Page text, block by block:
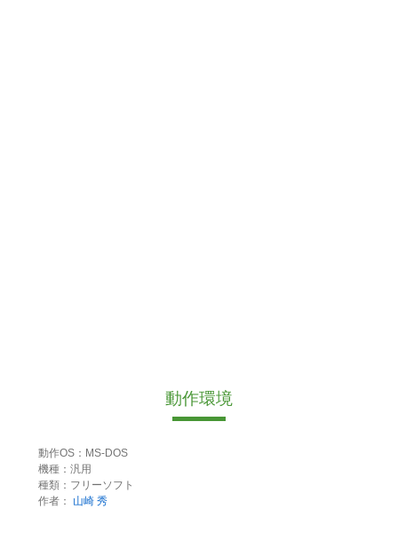
動作環境
動作OS：MS-DOS
機種：汎用
種類：フリーソフト
作者：
山崎 秀